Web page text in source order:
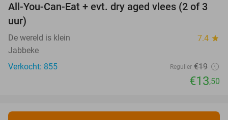
29%
All-You-Can-Eat + evt. dry aged vlees (2 of 3
uur)
De wereld is klein 7.4 star
Jabbeke
Verkocht: 855
Regulier €19
€13,50